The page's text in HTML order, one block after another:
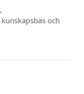
och